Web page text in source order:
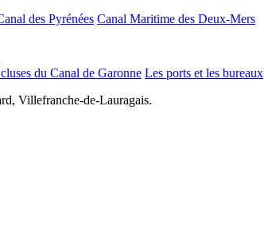
des Pyrénées Canal Maritime des Deux-Mers
du Canal de Garonne Les ports et les bureaux
Villefranche-de-Lauragais.